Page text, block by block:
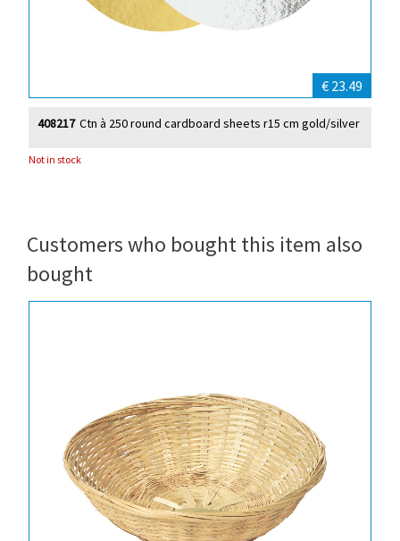
€ 23.49
Ctn à 250 round cardboard sheets r15 cm gold/silver
408217
Not in stock
Customers who bought this item also
bought